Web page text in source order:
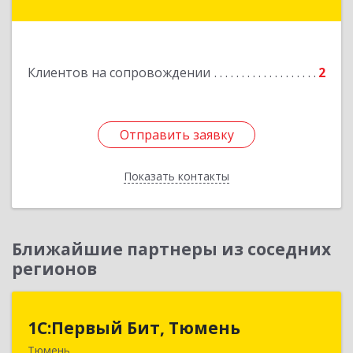
Клиентов на сопровождении 2
Отправить заявку
Показать контакты
Отправить заявку
Назад
Ближайшие партнеры из соседних
регионов
1С:Первый Бит, Тюмень
Тюмень
1С:Первый Бит, Тюмень